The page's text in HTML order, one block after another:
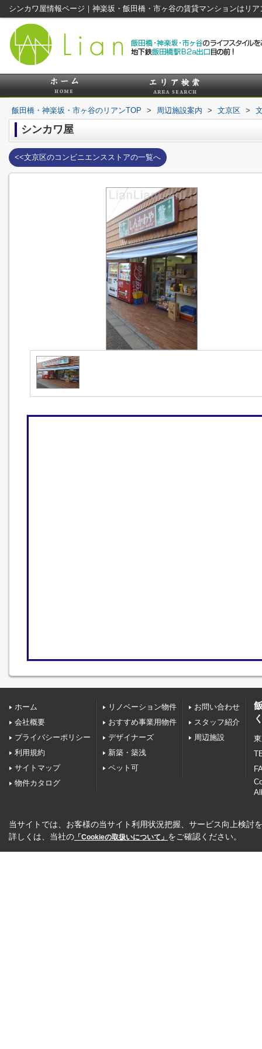
シンカワ屋情報ページ｜神楽坂・飯田橋・市ヶ谷の賃貸マンションはリア
飯田橋・神楽坂・市ヶ谷のリアンTOP > 周辺施設案内 > 文京区 >
シンカワ屋
<<文京区のコンビニエンスストアの一覧へ
ホーム
会社概要
プライバシーポリシー
利用規約
サイトマップ
物件カタログ
リノベーション物件
おすすめ事業用物件
デザイナーズ
新築・築浅
ペット可
お問い合わせ
スタッフ紹介
周辺施設
当サイトでは、お客様の当サイト利用状況把握、サービス向上検討
詳しくは、当社の 「Cookieの取扱いについて」 をご確認ください。